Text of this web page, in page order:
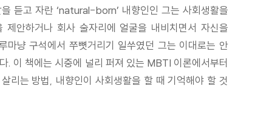
듣고 자란 ‘natural-born’ 내향인인 그는 사회생활을
안하거나 회사 술자리에 얼굴을 내비치면서 자신을
마냥 구석에서 쭈뼛거리기 일쑤였던 그는 이대로는 안
. 이 책에는 시중에 널리 퍼져 있는 MBTI 이론에서부터
리는 방법, 내향인이 사회생활을 할 때 기억해야 할 것